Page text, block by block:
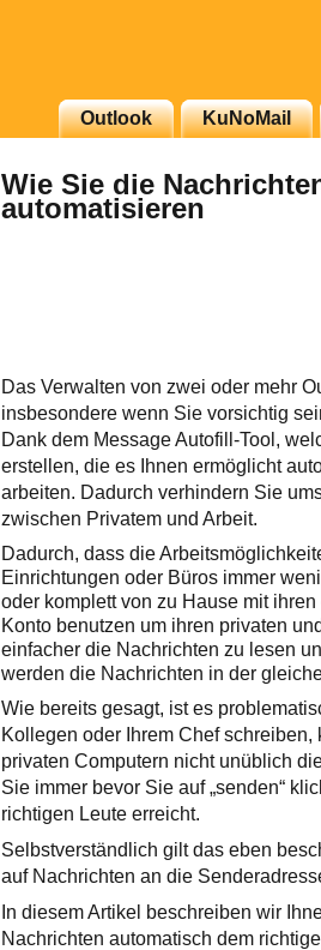
Outlook KuNoMail
Wie Sie die
automatisieren
Das Verwalten von zwei oder mehr
insbesondere wenn Sie vorsichtig
Dank dem Message Autofill-Tool,
erstellen, die es Ihnen ermöglicht
arbeiten. Dadurch verhindern Sie
zwischen Privatem und Arbeit.
Dadurch, dass die
Einrichtungen oder Büros immer
oder komplett von zu Hause mit
Konto benutzen um ihren privaten
einfacher die Nachrichten zu lesen
werden die Nachrichten in der
Wie bereits gesagt, ist es
Kollegen oder Ihrem Chef
privaten Computern nicht unüblich
Sie immer bevor Sie auf „senden“
richtigen Leute erreicht.
Selbstverständlich gilt das eben
auf Nachrichten an die
In diesem Artikel beschreiben wir
Nachrichten automatisch dem